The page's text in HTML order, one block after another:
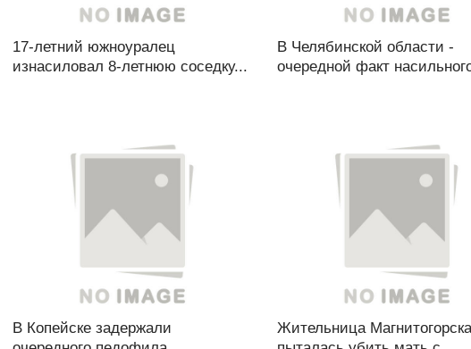
17-летний южноуралец
изнасиловал 8-летнюю соседку...
В Челябинской области -
очередной факт
В Копейске задержали
Жительница Магнитогорска